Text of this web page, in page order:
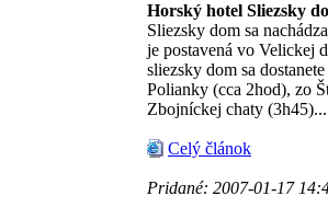
Horský hotel Sliezsky
Sliezsky dom sa
je postavená vo Velickej
sliezsky dom sa
Polianky (cca 2hod), zo
Zbojníckej chaty (3h45)...
Celý článok
Pridané: 2007-01-17